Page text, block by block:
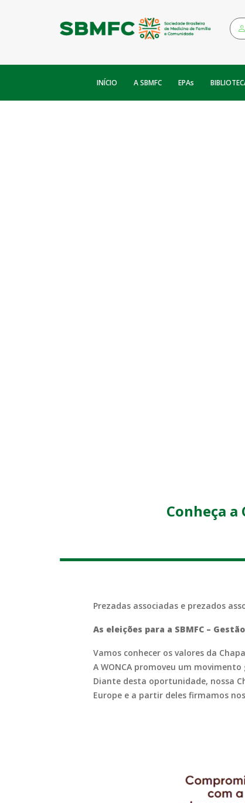
INÍCIO A SBMFC EPAs
Conheça a
Prezadas associadas e prezados
As eleições para a SBMFC –
Vamos conhecer os valores da
A WONCA promoveu um
Diante desta oportunidade, nossa
Europe e a partir deles firmamos